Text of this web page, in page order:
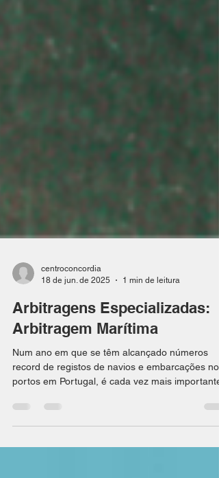
18 de jun. de 2025
1 min de leitura
Arbitragens Especializadas:
Arbitragem Marítima
Num ano em que se têm alcançado números
portos em Portugal, é cada vez mais importante